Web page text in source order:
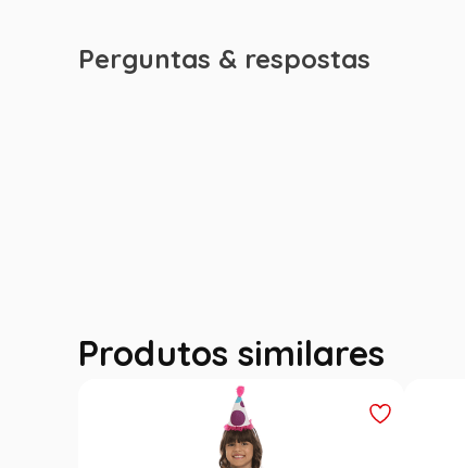
Perguntas & respostas
Produtos similares